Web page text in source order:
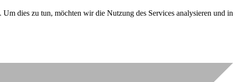
dies zu tun, möchten wir die Nutzung des Services analysieren und in